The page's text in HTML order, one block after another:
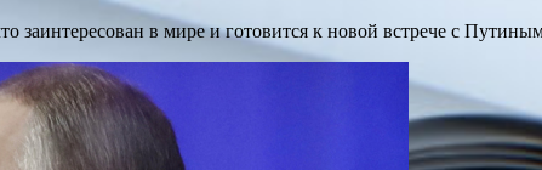
заинтересован в мире и готовится к новой встрече с